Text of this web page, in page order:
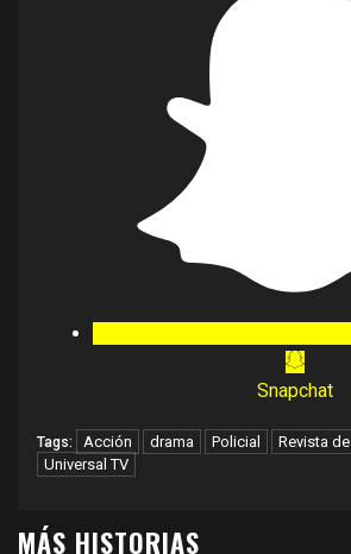
Snapchat
Tags: Acción drama Policial Revista
Universal TV
MÁS HISTORIAS